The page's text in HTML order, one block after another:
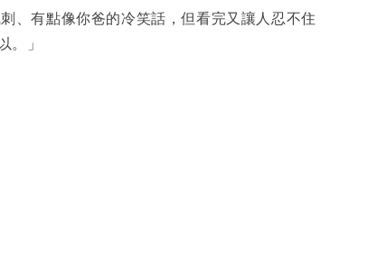
、有點像你爸的冷笑話，但看完又讓人忍不住
。」